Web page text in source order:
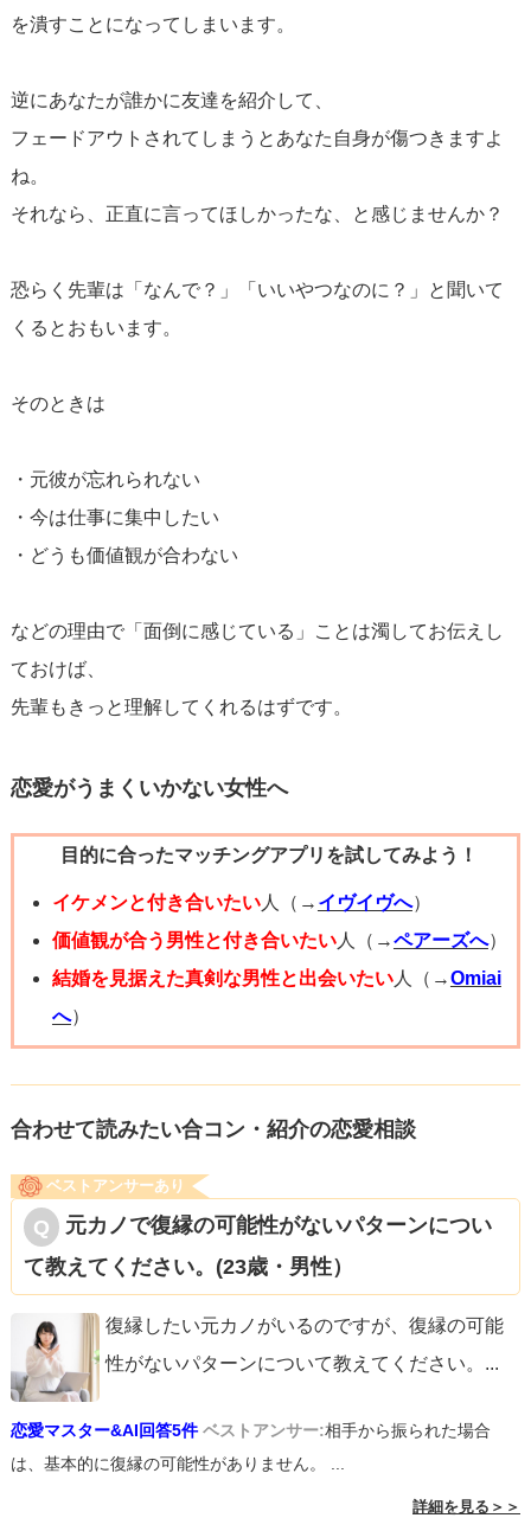
を潰すことになってしまいます。
逆にあなたが誰かに友達を紹介して、
フェードアウトされてしまうとあなた自身が傷つきますよ
ね。
それなら、正直に言ってほしかったな、と感じませんか？
恐らく先輩は「なんで？」「いいやつなのに？」と聞いて
くるとおもいます。
そのときは
・元彼が忘れられない
・今は仕事に集中したい
・どうも価値観が合わない
などの理由で「面倒に感じている」ことは濁してお伝えし
ておけば、
先輩もきっと理解してくれるはずです。
恋愛がうまくいかない女性へ
目的に合ったマッチングアプリを試してみよう！
イケメンと付き合いたい人（→ イヴイヴへ）
価値観が合う男性と付き合いたい人（→ペアーズへ）
結婚を見据えた真剣な男性と出会いたい人（→Omiai
へ）
合わせて読みたい合コン・紹介の恋愛相談
ベストアンサーあり
元カノで復縁の可能性がないパターンについ
て教えてください。(23歳・男性）
復縁したい元カノがいるのですが、復縁の可能
性がないパターンについて教えてください。 ...
恋愛マスター&AI回答5件 ベストアンサー:相手から振られた場合
は、基本的に復縁の可能性がありません。 ...
詳細を見る＞＞